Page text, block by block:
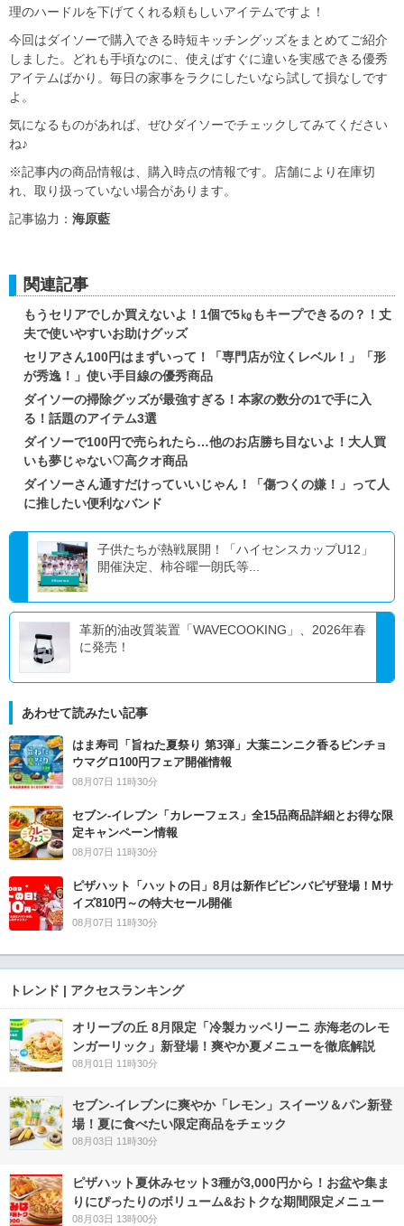
理のハードルを下げてくれる頼もしいアイテムですよ！
今回はダイソーで購入できる時短キッチングッズをまとめてご紹介
しました。どれも手頃なのに、使えばすぐに違いを実感できる優秀
アイテムばかり。毎日の家事をラクにしたいなら試して損なしです
よ。
気になるものがあれば、ぜひダイソーでチェックしてみてください
ね♪
※記事内の商品情報は、購入時点の情報です。店舗により在庫切
れ、取り扱っていない場合があります。
記事協力： 海原藍
関連記事
もうセリアでしか買えないよ！1個で5㎏もキープできるの？！丈
夫で使いやすいお助けグッズ
セリアさん100円はまずいって！「専門店が泣くレベル！」「形
が秀逸！」使い手目線の優秀商品
ダイソーの掃除グッズが最強すぎる！本家の数分の1で手に入
る！話題のアイテム3選
ダイソーで100円で売られたら…他のお店勝ち目ないよ！大人買
いも夢じゃない♡高クオ商品
ダイソーさん通すだけっていいじゃん！「傷つくの嫌！」って人
に推したい便利なバンド
子供たちが熱戦展開！「ハイセンスカップU12」
開催決定、柿谷曜一朗氏等...
革新的油改質装置「WAVECOOKING」、2026年春
に発売！
あわせて読みたい記事
はま寿司「旨ねた夏祭り 第3弾」大葉ニンニク香るビンチョ
ウマグロ100円フェア開催情報
08月07日 11時30分
セブン‐イレブン「カレーフェス」全15品商品詳細とお得な限
定キャンペーン情報
08月07日 11時30分
ピザハット「ハットの日」8月は新作ビビンバピザ登場！Mサ
イズ810円～の特大セール開催
08月07日 11時30分
トレンド | アクセスランキング
オリーブの丘 8月限定「冷製カッペリーニ 赤海老のレモ
ンガーリック」新登場！爽やか夏メニューを徹底解説
08月01日 11時30分
セブン‐イレブンに爽やか「レモン」スイーツ＆パン新登
場！夏に食べたい限定商品をチェック
08月03日 11時30分
ピザハット夏休みセット3種が3,000円から！お盆や集ま
りにぴったりのボリューム&おトクな期間限定メニュー
08月03日 13時00分